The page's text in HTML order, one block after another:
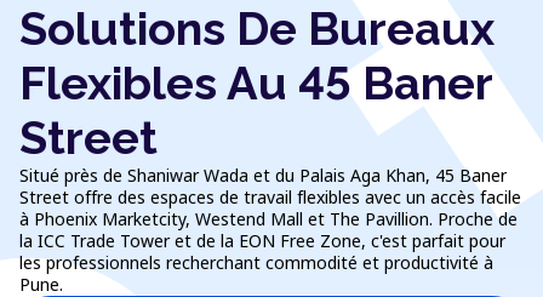
Solutions De Bureaux
Flexibles Au 45 Baner
Street
Situé près de Shaniwar Wada et du Palais Aga Khan, 45 Baner
Street offre des espaces de travail flexibles avec un accès facile
à Phoenix Marketcity, Westend Mall et The Pavillion. Proche de
la ICC Trade Tower et de la EON Free Zone, c'est parfait pour
les professionnels recherchant commodité et productivité à
Pune.